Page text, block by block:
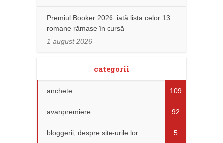
Premiul Booker 2026: iată lista celor 13
romane rămase în cursă
1 august 2026
categorii
anchete 109
avanpremiere 92
bloggerii, despre site-urile lor 5